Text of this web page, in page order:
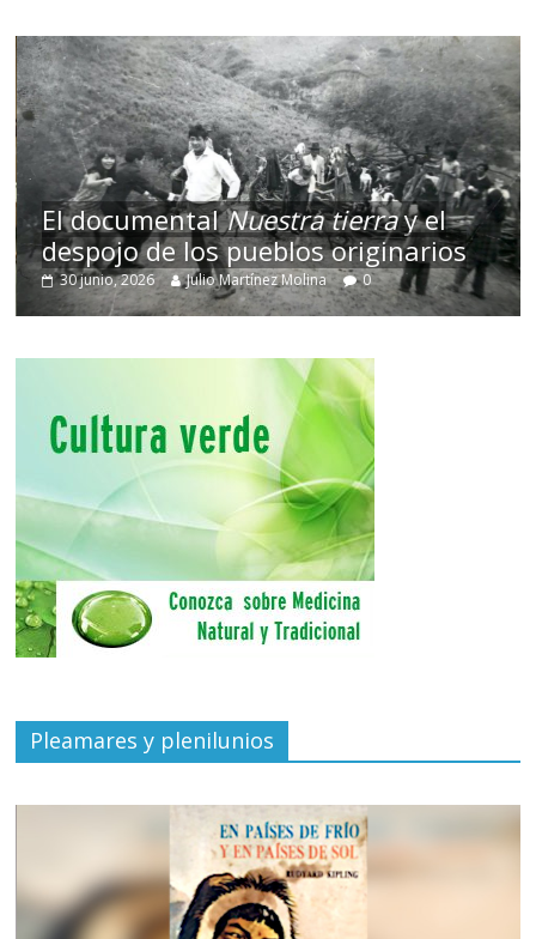
El documentalNuestra tierray el
despojo de los pueblos originarios
30 junio, 2026 Julio Martínez Molina 0
Pleamares y plenilunios